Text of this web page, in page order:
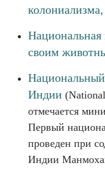
Национальная
своим
Индии
отмечается
Первый
проведен при
Индии